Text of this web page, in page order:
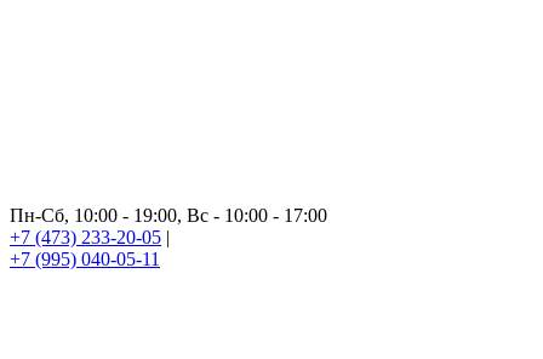
Пн-Сб, 10:00 - 19:00, Вс - 10:00 - 17:00
+7 (473) 233-20-05 |
+7 (995) 040-05-11